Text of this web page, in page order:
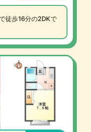
徒歩16分の2DKで